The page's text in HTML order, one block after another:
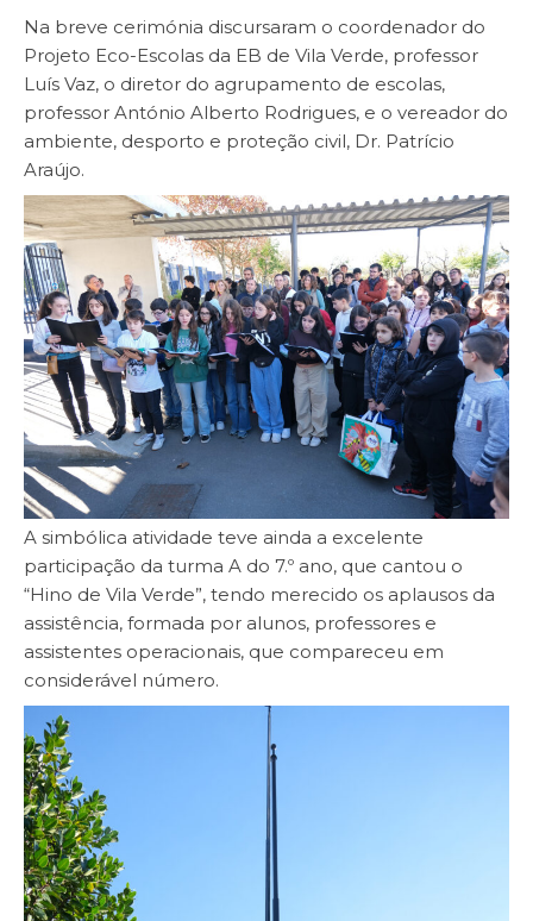
Na breve cerimónia discursaram o coordenador do
Projeto Eco-Escolas da EB de Vila Verde, professor
Luís Vaz, o diretor do agrupamento de escolas,
professor António Alberto Rodrigues, e o vereador do
ambiente, desporto e proteção civil, Dr. Patrício
Araújo.
A simbólica atividade teve ainda a excelente
participação da turma A do 7.º ano, que cantou o
“Hino de Vila Verde”, tendo merecido os aplausos da
assistência, formada por alunos, professores e
assistentes operacionais, que compareceu em
considerável número.